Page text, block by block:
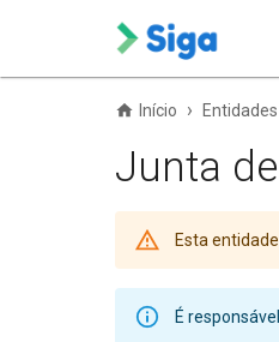
Início › Entidades
Junta
Esta
É